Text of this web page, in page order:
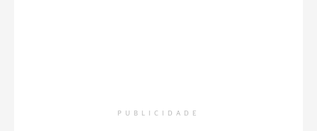
PUBLICIDADE